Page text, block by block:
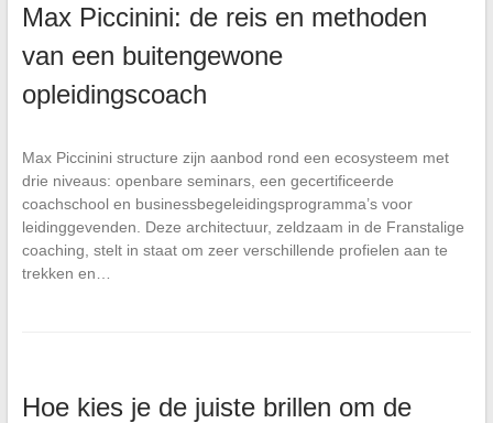
Max Piccinini: de reis en methoden
van een buitengewone
opleidingscoach
Max Piccinini structure zijn aanbod rond een ecosysteem met
drie niveaus: openbare seminars, een gecertificeerde
coachschool en businessbegeleidingsprogramma’s voor
leidinggevenden. Deze architectuur, zeldzaam in de Franstalige
coaching, stelt in staat om zeer verschillende profielen aan te
trekken en…
Hoe kies je de juiste brillen om de